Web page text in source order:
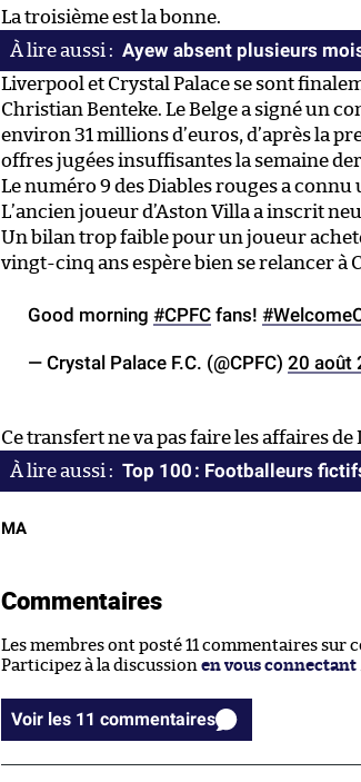
La troisième est la bonne.
Ayew absent plusieurs
Liverpool et Crystal Palace se sont
Christian Benteke. Le Belge a signé un
environ 31 millions d’euros, d’après la
offres jugées insuffisantes la semaine
Le numéro 9 des Diables rouges a
L’ancien joueur d’Aston Villa a inscrit
Un bilan trop faible pour un joueur
vingt-cinq ans espère bien se relancer à
Good morning #CPFC fans!
— Crystal Palace F.C. (@CPFC) 20 août
Ce transfert ne va pas faire les affaires de
Top 100 : Footballeurs
MA
Commentaires
Les membres ont posté 11 commentaires sur
Participez à la discussion en vous connectant
Voir les 11 commentaires